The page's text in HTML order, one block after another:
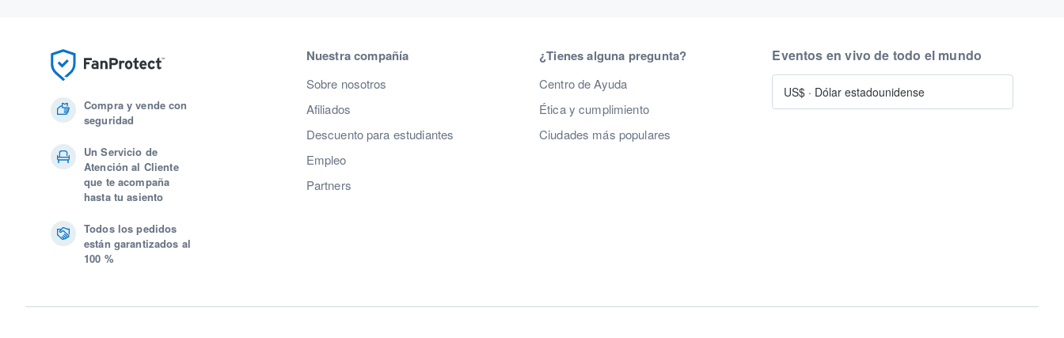
Compra y vende con
seguridad
Un Servicio de
Atención al Cliente
que te acompaña
hasta tu asiento
Todos los pedidos
están garantizados al
100 %
Nuestra compañía
Sobre nosotros
Afiliados
Descuento para estudiantes
Empleo
Partners
¿Tienes alguna pregunta?
Centro de Ayuda
Ética y cumplimiento
Ciudades más populares
Eventos en vivo de todo el mundo
US$ · Dólar estadounidense